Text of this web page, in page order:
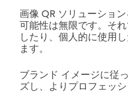
画像 QR ソリューショ
可能性は無限です。そ
したり、個人的に使用
ます。
ブランド イメージに従
ズし、よりプロフェッ